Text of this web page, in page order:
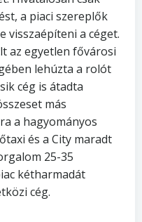
a piaci szereplők
visszaépíteni a céget.
az egyetlen fővárosi
lehúzta a rolót
cég is átadta
más
a hagyományos
és a City maradt
25-35
kétharmadát
cég.